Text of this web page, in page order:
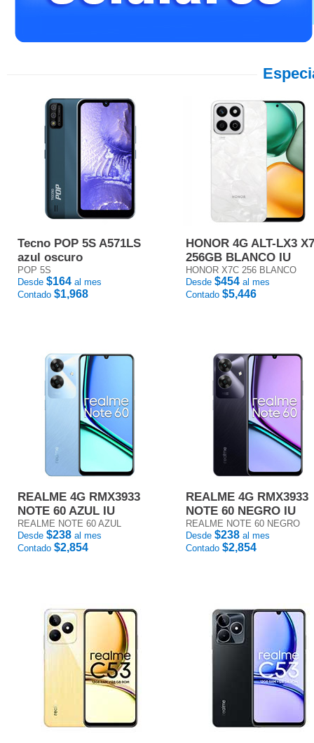
Tecno POP 5S A571LS
azul oscuro
POP 5S
Desde $164 al mes
Contado $1,968
HONOR 4G ALT-LX3
256GB BLANCO IU
HONOR X7C 256 BLANCO
Desde $454 al mes
Contado $5,446
REALME 4G RMX3933
NOTE 60 AZUL IU
REALME NOTE 60 AZUL
Desde $238 al mes
Contado $2,854
REALME 4G RMX3933
NOTE 60 NEGRO IU
REALME NOTE 60 NEGRO
Desde $238 al mes
Contado $2,854